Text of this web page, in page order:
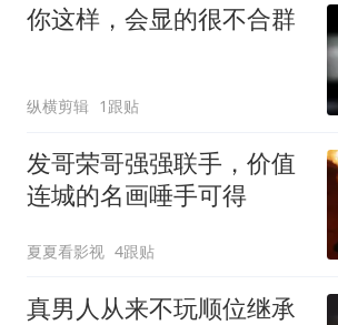
你这样，会显的很不合群
纵横剪辑 1跟贴
发哥荣哥强强联手，价值
连城的名画唾手可得
夏夏看影视 4跟贴
真男人从来不玩顺位继承